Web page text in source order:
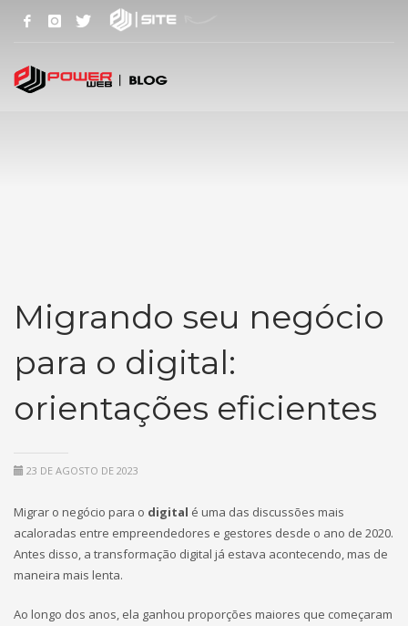
Migrando seu negócio
para o digital:
orientações eficientes
23 DE AGOSTO DE 2023
Migrar o negócio para o digital é uma das discussões mais
acaloradas entre empreendedores e gestores desde o ano de 2020.
Antes disso, a transformação digital já estava acontecendo, mas de
maneira mais lenta.
Ao longo dos anos, ela ganhou proporções maiores que começaram